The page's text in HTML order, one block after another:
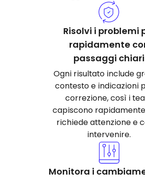
Risolvi i problemi
rapidamente
passaggi chiari
Ogni risultato include
contesto e indicazioni
correzione, così i
capiscono
richiede attenzione e
intervenire.
Monitora i